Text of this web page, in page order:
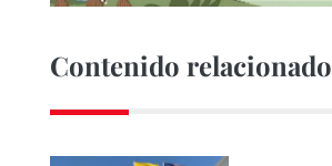
Contenido relacionado